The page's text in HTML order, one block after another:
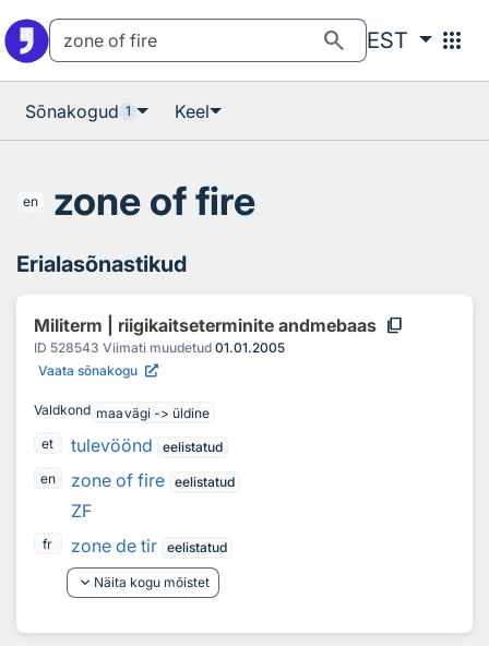
search EST apps
Sõnakogud 1 Keel
en zone of fire
Erialasõnastikud
Militerm | riigikaitseterminite andmebaas content_copy
ID 528543 Viimati muudetud 01.01.2005
Vaata sõnakogu
Valdkond maavägi -> üldine
et
tulevöönd
eelistatud
en
zone of fire eelistatud
ZF
fr zone de tir eelistatud
keyboard_arrow_down Näita kogu mõistet